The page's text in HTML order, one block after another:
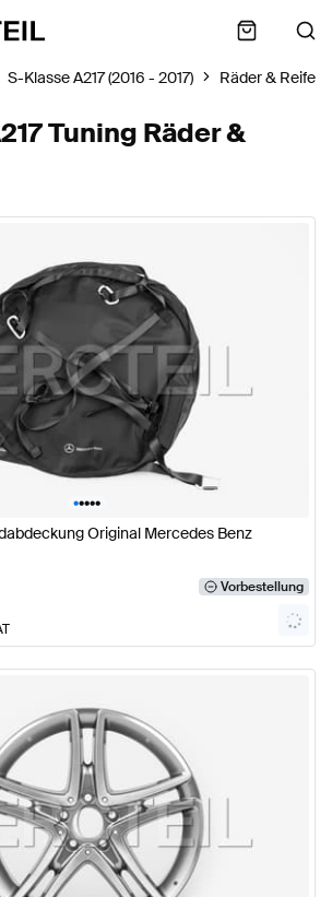
S-Klasse A217 (2016 - 2017) Räder & Reifen
Tuning Räder &
•••••
Original Mercedes Benz
Vorbestellung